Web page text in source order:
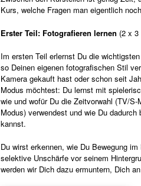
Kurs, welche Fragen man eigentlich
Erster Teil: Fotografieren lernen (2 x 3
Im ersten Teil erlernst Du die
so Deinen eigenen fotografischen Stil
Kamera gekauft hast oder schon seit
Modus möchtest: Du lernst mit
wie und wofür Du die Zeitvorwahl (TV/
Modus) verwendest und wie Du
kannst.
Du wirst erkennen, wie Du Bewegung
selektive Unschärfe vor seinem
werden wir Dich dazu ermuntern, Dich